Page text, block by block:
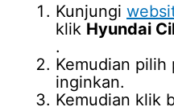
Kunjungi
klik Hyundai
.
Kemudian pilih
inginkan.
Kemudian klik